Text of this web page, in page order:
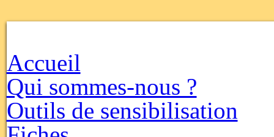
Accueil
Qui sommes-nous ?
Outils de sensibilisation